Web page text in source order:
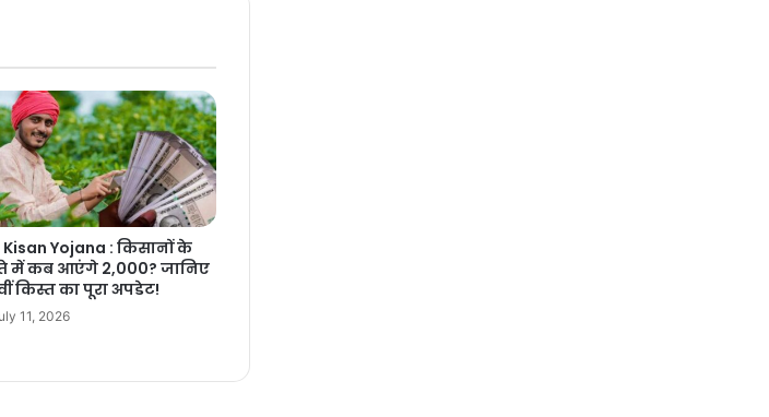
Kisan Yojana : किसानों के
में कब आएंगे 2,000? जानिए
किस्त का पूरा अपडेट!
11, 2026